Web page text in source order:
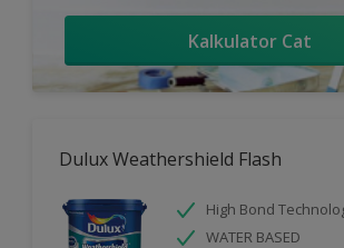
Kalkulator Cat
Dulux Weathershield Flash
High Bond
WATER BASED